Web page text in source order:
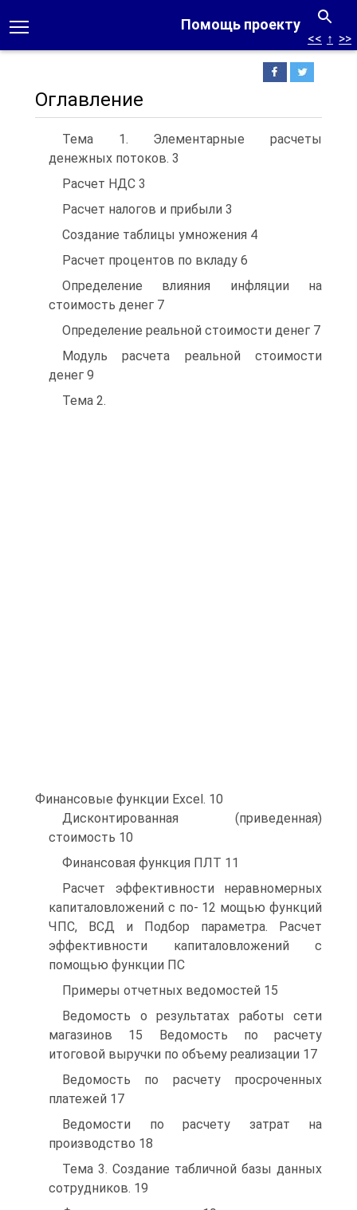
Помощь проекту
<< ↑ >>
Оглавление
Тема 1. Элементарные расчеты
денежных потоков. 3
Расчет НДС 3
Расчет налогов и прибыли 3
Создание таблицы умножения 4
Расчет процентов по вкладу 6
Определение влияния инфляции на
стоимость денег 7
Определение реальной стоимости денег 7
Модуль расчета реальной стоимости
денег 9
Тема 2.
Финансовые функции Excel. 10
Дисконтированная (приведенная)
стоимость 10
Финансовая функция ПЛТ 11
Расчет эффективности неравномерных
капиталовложений с по- 12 мощью функций
ЧПС, ВСД и Подбор параметра. Расчет
эффективности капиталовложений с
помощью функции ПС
Примеры отчетных ведомостей 15
Ведомость о результатах работы сети
магазинов 15 Ведомость по расчету
итоговой выручки по объему реализации 17
Ведомость по расчету просроченных
платежей 17
Ведомости по расчету затрат на
производство 18
Тема 3. Создание табличной базы данных
сотрудников. 19